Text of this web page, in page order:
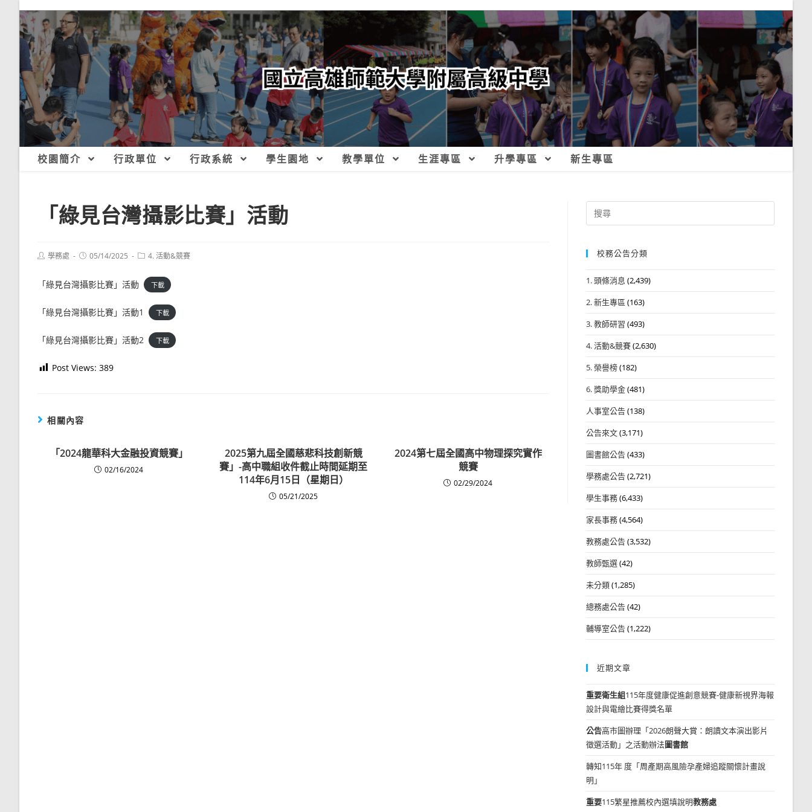
校園簡介 行政單位 行政系統 學生園地 教學單位 生涯專區 升學專區 新生專區
「綠見台灣攝影比賽」活動
Post學務處
Post05/14/2025
Post4. 活動&競賽
「綠見台灣攝影比賽」活動 下載
「綠見台灣攝影比賽」活動1 下載
「綠見台灣攝影比賽」活動2 下載
Post Views: 389
相關內容
「2024龍華科大金融投資競賽」
02/16/2024
2025第九屆全國慈悲科技創新競
賽」-高中職組收件截止時間延期至
114年6月15日（星期日）
05/21/2025
2024第七屆全國高中物理探究實作
競賽
02/29/2024
Search
for:
校務公告分類
1. 頭條消息 (2,439)
2. 新生專區 (163)
3. 教師研習 (493)
4. 活動&競賽(2,630)
5. 榮譽榜(182)
6. 獎助學金(481)
人事室公告(138)
公告來文(3,171)
圖書館公告(433)
學務處公告(2,721)
學生事務(6,433)
家長事務(4,564)
教務處公告(3,532)
教師甄選(42)
未分類(1,285)
總務處公告(42)
輔導室公告(1,222)
近期文章
重要衛生組115年度健康促進創意競賽-健康新視界海報
設計與電繪比賽得獎名單
公告高市圖辦理「2026朗聲大賞：朗讀文本演出影片
徵選活動」之活動辦法圖書館
轉知115年 度「周產期高風險孕產婦追蹤關懷計畫說
明」
重要115繁星推薦校內選填說明教務處